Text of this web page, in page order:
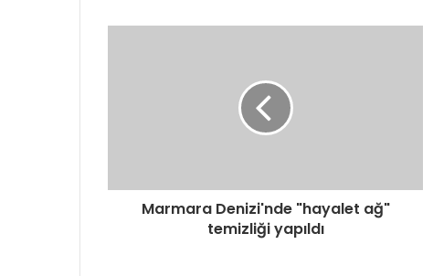
Marmara Denizi'nde "hayalet ağ"
temizliği yapıldı